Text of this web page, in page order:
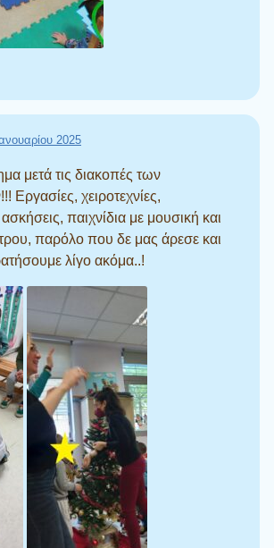
2025
μετά τις διακοπές των
Εργασίες, χειροτεχνίες,
παιχνίδια με μουσική και
παρόλο που δε μας άρεσε και
λίγο ακόμα..!